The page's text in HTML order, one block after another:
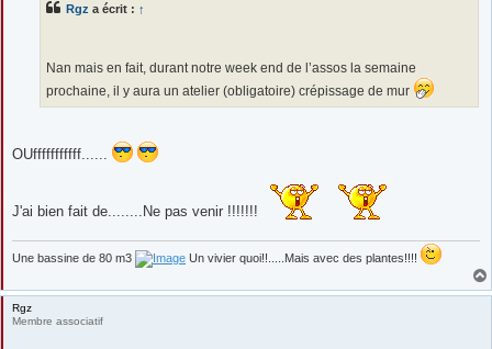
Rgz a écrit : ↑
Nan mais en fait, durant notre week end de l’assos la semaine
prochaine, il y aura un atelier (obligatoire) crépissage de mur
OUfffffffffff......
J'ai bien fait de........Ne pas venir !!!!!!!
Une bassine de 80 m3 Un vivier quoi!!.....Mais avec des plantes!!!!
Rgz
Membre associatif